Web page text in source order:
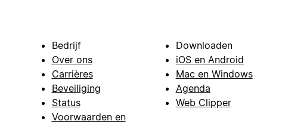
Bedrijf
Over ons
Carrières
Beveiliging
Status
Voorwaarden en
Downloaden
iOS en Android
Mac en Windows
Agenda
Web Clipper